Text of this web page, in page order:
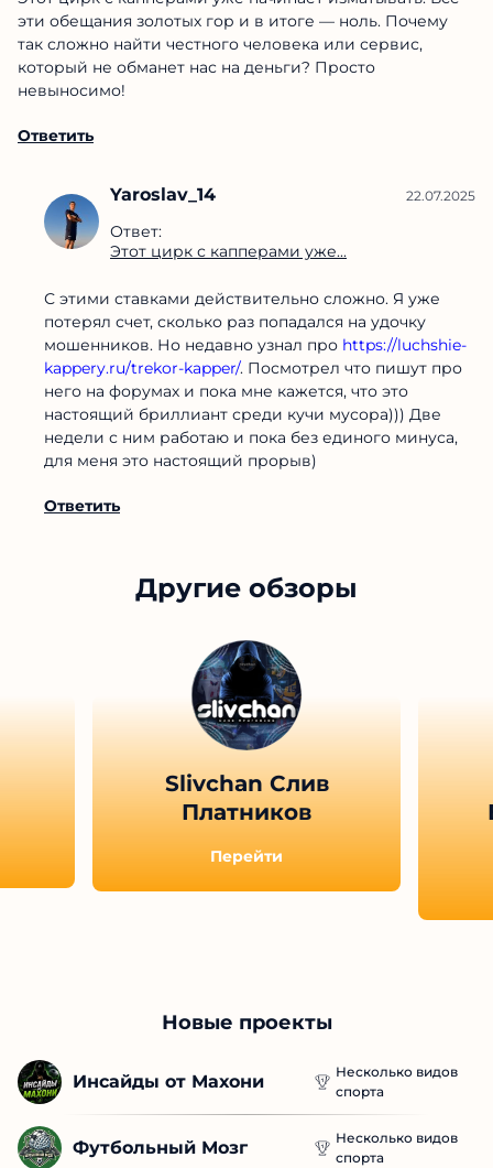
эти обещания золотых гор и в итоге — ноль. Почему
так сложно найти честного человека или сервис,
который не обманет нас на деньги? Просто
невыносимо!
Ответить
Yaroslav_14
Ответ:
Этот цирк с капперами уже...
22.07.2025
С этими ставками действительно сложно. Я уже
потерял счет, сколько раз попадался на удочку
мошенников. Но недавно узнал про https://luchshie-
kappery.ru/trekor-kapper/. Посмотрел что пишут про
него на форумах и пока мне кажется, что это
настоящий бриллиант среди кучи мусора))) Две
недели с ним работаю и пока без единого минуса,
для меня это настоящий прорыв)
Ответить
Другие обзоры
Slivchan Слив
Платников
Перейти
Новые проекты
Инсайды от Махони
Несколько видов
спорта
Футбольный Мозг
Несколько видов
спорта